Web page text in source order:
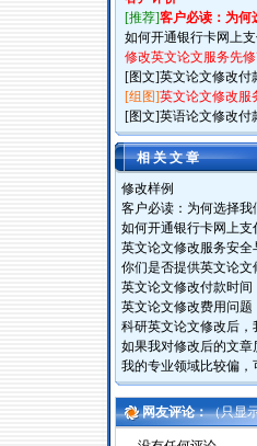
[推荐]客户必读：为
如何开通银行卡网上
修改英文论文服务先
[图文]英文论文修改
[组图]英文论文修改
[图文]英语论文修改
相 关 文 章
修改样例
客户必读：为何选择
如何开通银行卡网上
英文论文修改服务安
你们是否提供英文论
英文论文修改付款时间
英文论文修改费用问题
科研英文论文修改后
如果我对修改后的文
我的专业领域比较偏
网友评论：（只显